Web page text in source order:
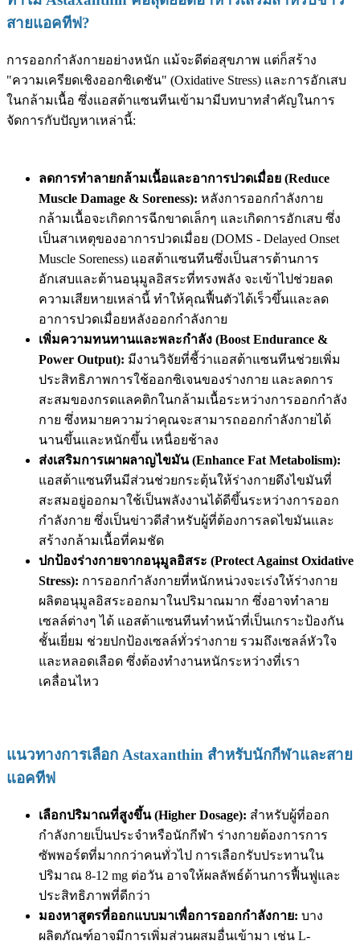
สายแอคทีฟ?
การออกกำลังกายอย่างหนัก แม้จะดีต่อสุขภาพ แต่ก็สร้าง
"ความเครียดเชิงออกซิเดชัน" (Oxidative Stress) และการอักเสบ
ในกล้ามเนื้อ ซึ่งแอสต้าแซนทีนเข้ามามีบทบาทสำคัญในการ
จัดการกับปัญหาเหล่านี้:
ลดการทำลายกล้ามเนื้อและอาการปวดเมื่อย (Reduce
Muscle Damage & Soreness): หลังการออกกำลังกาย
กล้ามเนื้อจะเกิดการฉีกขาดเล็กๆ และเกิดการอักเสบ ซึ่ง
เป็นสาเหตุของอาการปวดเมื่อย (DOMS - Delayed Onset
Muscle Soreness) แอสต้าแซนทีนซึ่งเป็นสารต้านการ
อักเสบและต้านอนุมูลอิสระที่ทรงพลัง จะเข้าไปช่วยลด
ความเสียหายเหล่านี้ ทำให้คุณฟื้นตัวได้เร็วขึ้นและลด
อาการปวดเมื่อยหลังออกกำลังกาย
เพิ่มความทนทานและพละกำลัง (Boost Endurance &
Power Output): มีงานวิจัยที่ชี้ว่าแอสต้าแซนทีนช่วยเพิ่ม
ประสิทธิภาพการใช้ออกซิเจนของร่างกาย และลดการ
สะสมของกรดแลคติกในกล้ามเนื้อระหว่างการออกกำลัง
กาย ซึ่งหมายความว่าคุณจะสามารถออกกำลังกายได้
นานขึ้นและหนักขึ้น เหนื่อยช้าลง
ส่งเสริมการเผาผลาญไขมัน (Enhance Fat Metabolism):
แอสต้าแซนทีนมีส่วนช่วยกระตุ้นให้ร่างกายดึงไขมันที่
สะสมอยู่ออกมาใช้เป็นพลังงานได้ดีขึ้นระหว่างการออก
กำลังกาย ซึ่งเป็นข่าวดีสำหรับผู้ที่ต้องการลดไขมันและ
สร้างกล้ามเนื้อที่คมชัด
ปกป้องร่างกายจากอนุมูลอิสระ (Protect Against Oxidative
Stress): การออกกำลังกายที่หนักหน่วงจะเร่งให้ร่างกาย
ผลิตอนุมูลอิสระออกมาในปริมาณมาก ซึ่งอาจทำลาย
เซลล์ต่างๆ ได้ แอสต้าแซนทีนทำหน้าที่เป็นเกราะป้องกัน
ชั้นเยี่ยม ช่วยปกป้องเซลล์ทั่วร่างกาย รวมถึงเซลล์หัวใจ
และหลอดเลือด ซึ่งต้องทำงานหนักระหว่างที่เรา
เคลื่อนไหว
แนวทางการเลือก Astaxanthin สำหรับนักกีฬาและสาย
แอคทีฟ
เลือกปริมาณที่สูงขึ้น (Higher Dosage): สำหรับผู้ที่ออก
กำลังกายเป็นประจำหรือนักกีฬา ร่างกายต้องการการ
ซัพพอร์ตที่มากกว่าคนทั่วไป การเลือกรับประทานใน
ปริมาณ 8-12 mg ต่อวัน อาจให้ผลลัพธ์ด้านการฟื้นฟูและ
ประสิทธิภาพที่ดีกว่า
มองหาสูตรที่ออกแบบมาเพื่อการออกกำลังกาย: บาง
ผลิตภัณฑ์อาจมีการเพิ่มส่วนผสมอื่นเข้ามา เช่น L-